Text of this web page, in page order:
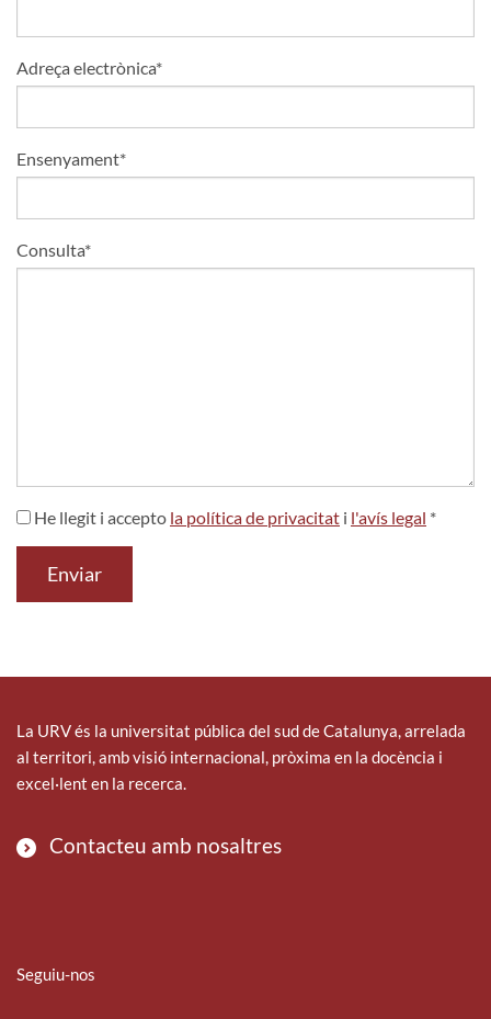
Adreça electrònica*
Ensenyament*
Consulta*
He llegit i accepto la política de privacitat i l'avís legal *
Enviar
La URV és la universitat pública del sud de Catalunya, arrelada
al territori, amb visió internacional, pròxima en la docència i
excel·lent en la recerca.
Contacteu amb nosaltres
Seguiu-nos